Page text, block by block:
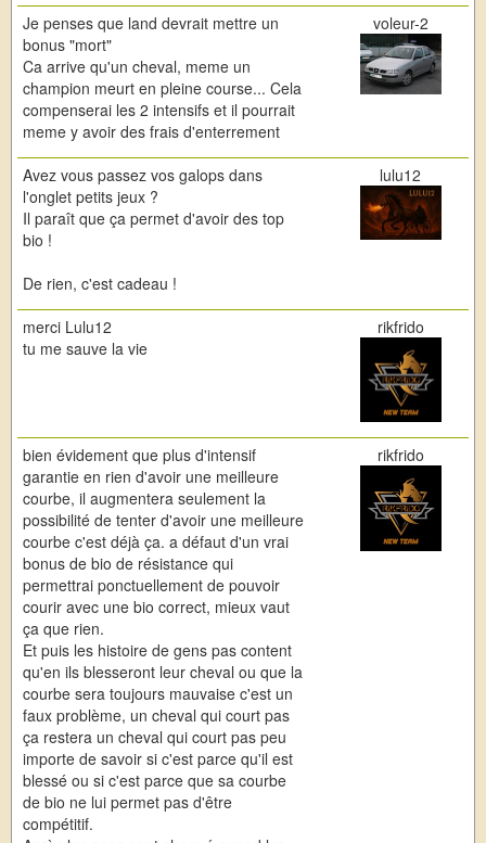
Je penses que land devrait mettre un
bonus "mort"
Ca arrive qu'un cheval, meme un
champion meurt en pleine course... Cela
compenserai les 2 intensifs et il pourrait
meme y avoir des frais d'enterrement
voleur-2
Avez vous passez vos galops dans
l'onglet petits jeux ?
Il paraît que ça permet d'avoir des top
bio !
De rien, c'est cadeau !
lulu12
merci Lulu12
tu me sauve la vie
rikfrido
bien évidement que plus d'intensif
garantie en rien d'avoir une meilleure
courbe, il augmentera seulement la
possibilité de tenter d'avoir une meilleure
courbe c'est déjà ça. a défaut d'un vrai
bonus de bio de résistance qui
permettrai ponctuellement de pouvoir
courir avec une bio correct, mieux vaut
ça que rien.
Et puis les histoire de gens pas content
qu'en ils blesseront leur cheval ou que la
courbe sera toujours mauvaise c'est un
faux problème, un cheval qui court pas
ça restera un cheval qui court pas peu
importe de savoir si c'est parce qu'il est
blessé ou si c'est parce que sa courbe
de bio ne lui permet pas d'être
compétitif.
rikfrido